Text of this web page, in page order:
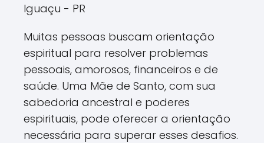
Iguaçu - PR
Muitas pessoas buscam orientação
espiritual para resolver problemas
pessoais, amorosos, financeiros e de
saúde. Uma Mãe de Santo, com sua
sabedoria ancestral e poderes
espirituais, pode oferecer a orientação
necessária para superar esses desafios.